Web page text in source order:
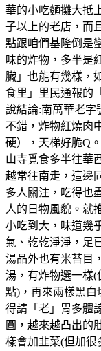
華的小吃麵攤大抵
子以上的老店，而
點跟咱們基隆倒是
味的炸物，多半是
臟」也能有幾樣，
食里」里民通報的
說結論:南萬華老字
不錯，炸物紅燒肉
硬），天梯好脆Q
山寺覓食多半往華
越常往南走，這邊
多人關注，吃得也
人的日物風貌。就
小吃到大，味道幾
氣、乾乾淨淨，足
湯品外也有米苔目
湯，有炸物選一樣(
點)，再來兩樣黑白
得請「老」胃多體
圓，越來越凸出的
樣會加韭菜(但加很